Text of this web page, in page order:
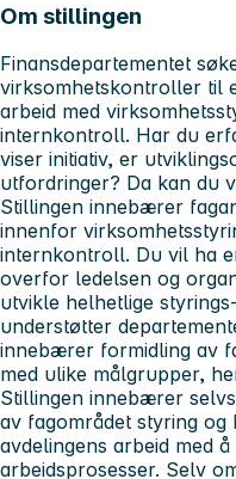
Om stillingen
Finansdepartementet
virksomhetskontroller til
arbeid med
internkontroll. Har du
viser initiativ, er
utfordringer? Da kan du
Stillingen innebærer
innenfor
internkontroll. Du vil ha
overfor ledelsen og
utvikle helhetlige
understøtter
innebærer formidling av
med ulike målgrupper,
Stillingen innebærer
av fagområdet styring
avdelingens arbeid med
arbeidsprosesser. Selv